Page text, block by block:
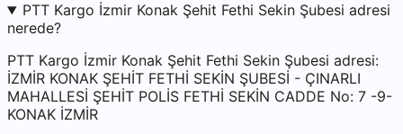
PTT Kargo İzmir Konak Şehit Fethi Sekin Şubesi adresi
nerede?
PTT Kargo İzmir Konak Şehit Fethi Sekin Şubesi adresi:
İZMİR KONAK ŞEHİT FETHİ SEKİN ŞUBESİ - ÇINARLI
MAHALLESİ ŞEHİT POLİS FETHİ SEKİN CADDE No: 7 -9-
KONAK İZMİR